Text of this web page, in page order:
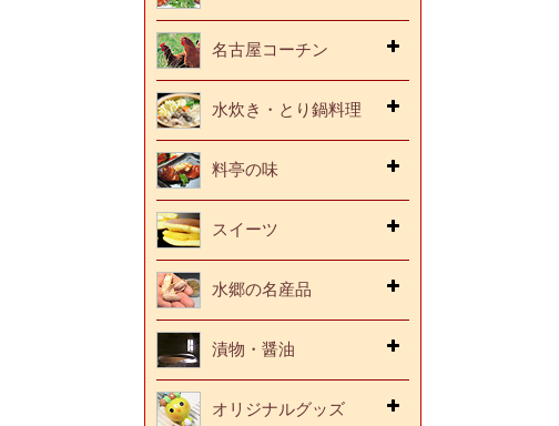
名古屋コーチン
水炊き・とり鍋料理
料亭の味
スイーツ
水郷の名産品
漬物・醤油
オリジナルグッズ